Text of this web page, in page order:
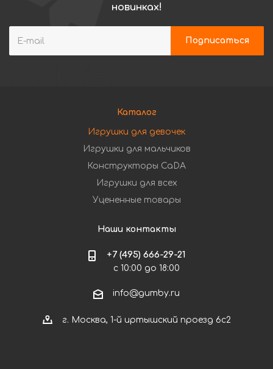
новинках!
Каталог
Игрушки для девочек
Игрушки для мальчиков
Конструкторы CaDA
Игрушки для всех
Уцененные товары
Наши контакты
+7 (495) 666-29-21
с 10:00 до 18:00
info@gumby.ru
г. Москва, 1-й иртышский проезд 6с2